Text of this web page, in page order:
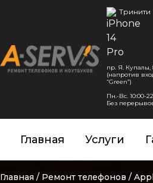
Тринити
пр. Я. Купалы,
(напротив
“Green”)
Пн.-Вс. 10:00-
Без
Главная Услуги
Главная / Ремонт телефонов /